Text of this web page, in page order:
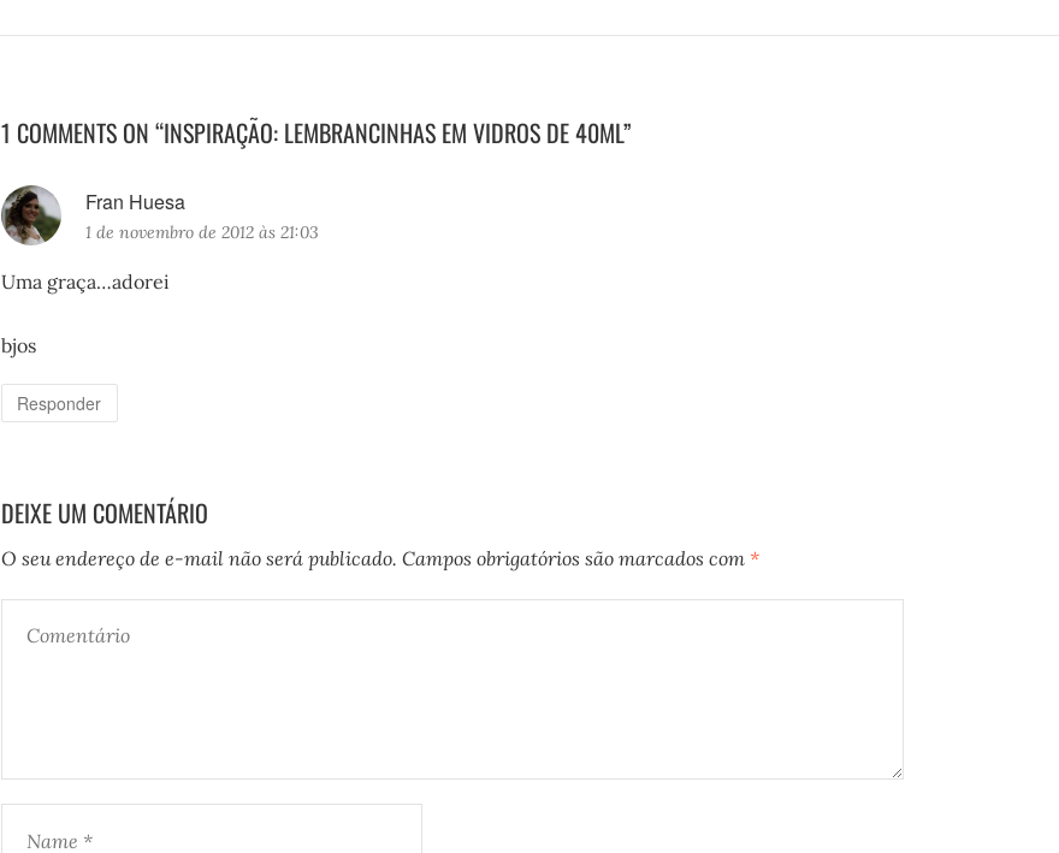
1 COMMENTS ON “INSPIRAÇÃO: LEMBRANCINHAS EM VIDROS DE 40ML”
Fran Huesa
i
1 de novembro de 2012 às 21:03
Uma graça…adorei
bjos
Responder
DEIXE UM COMENTÁRIO
O seu endereço de e-mail não será publicado. Campos obrigatórios são marcados com *